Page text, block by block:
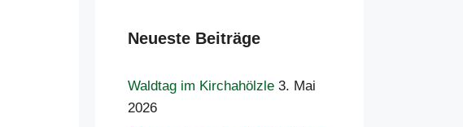
Neueste Beiträge
Waldtag im Kirchahölzle 3. Mai
2026